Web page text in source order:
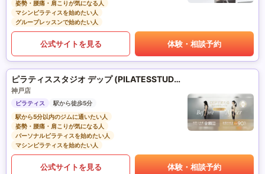
姿勢・腰痛・肩こりが気になる人
マシンピラティスを始めたい人
グループレッスンで始めたい人
公式サイトを見る 体験・相談予約
ピラティススタジオ デップ (PILATESSTUDIO DEP)
神戸店
ピラティス
駅から徒歩5分
駅から5分以内のジムに通いたい人
姿勢・腰痛・肩こりが気になる人
パーソナルピラティスを始めたい人
マシンピラティスを始めたい人
公式サイトを見る 体験・相談予約